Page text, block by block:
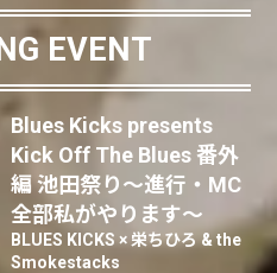
EVENT
Blues Kicks presents
Kick Off The Blues 番外
編 池田祭り〜進行・MC
全部私がやります〜
BLUES KICKS × 栄ちひろ & the
Smokestacks